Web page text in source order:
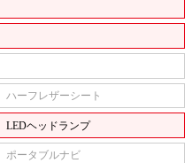
ハーフレザーシート
LEDヘッドランプ
ポータブルナビ